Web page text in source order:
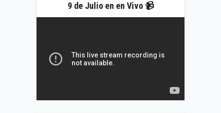
9 de Julio en en Vivo 📹